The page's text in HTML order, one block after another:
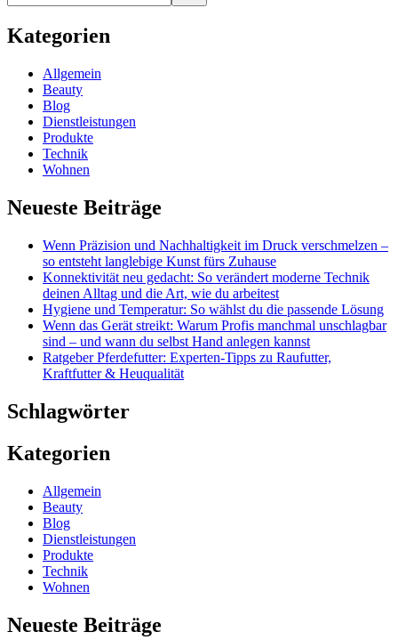
Kategorien
Allgemein
Beauty
Blog
Dienstleistungen
Produkte
Technik
Wohnen
Neueste Beiträge
Wenn Präzision und Nachhaltigkeit im Druck verschmelzen –
so entsteht langlebige Kunst fürs Zuhause
Konnektivität neu gedacht: So verändert moderne Technik
deinen Alltag und die Art, wie du arbeitest
Hygiene und Temperatur: So wählst du die passende Lösung
Wenn das Gerät streikt: Warum Profis manchmal unschlagbar
sind – und wann du selbst Hand anlegen kannst
Ratgeber Pferdefutter: Experten-Tipps zu Raufutter,
Kraftfutter & Heuqualität
Schlagwörter
Kategorien
Allgemein
Beauty
Blog
Dienstleistungen
Produkte
Technik
Wohnen
Neueste Beiträge